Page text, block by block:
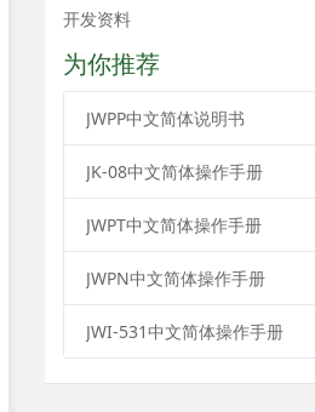
开发资料
为你推荐
JWPP中文简体说明书
JK-08中文简体操作手册
JWPT中文简体操作手册
JWPN中文简体操作手册
JWI-531中文简体操作手册